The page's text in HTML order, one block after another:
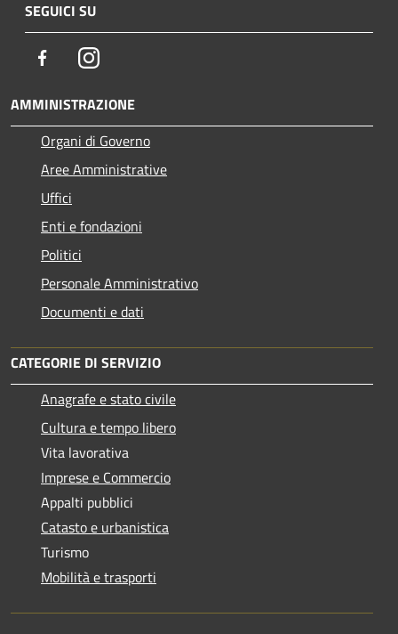
SEGUICI SU
FacebookInstagram
AMMINISTRAZIONE
Organi di Governo
Aree Amministrative
Uffici
Enti e fondazioni
Politici
Personale Amministrativo
Documenti e dati
CATEGORIE DI SERVIZIO
Anagrafe e stato civile
Cultura e tempo libero
Vita lavorativa
Imprese e Commercio
Appalti pubblici
Catasto e urbanistica
Turismo
Mobilità e trasporti